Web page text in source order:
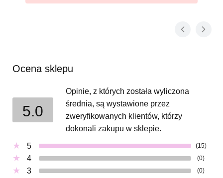
Ocena sklepu
5.0
Opinie, z których została wyliczona
średnia, są wystawione przez
zweryfikowanych klientów, którzy
dokonali zakupu w sklepie.
5 (15)
4 (0)
3 (0)